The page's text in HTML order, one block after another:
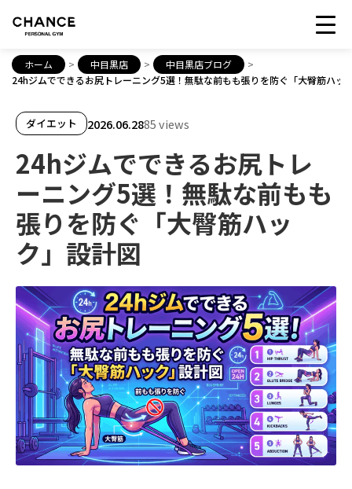
ホーム > 中目黒店 > 中目黒店ブログ
>
24hジムでできるお尻トレーニング5選！無駄な前もも張りを防ぐ「大臀筋ハッ
ダイエット 2026.06.2885 views
24hジムでできるお尻トレ
ーニング5選！無駄な前もも
張りを防ぐ「大臀筋ハッ
ク」設計図